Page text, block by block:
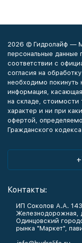
2026 © Гидролайф —
персональные данные
соответствии с
согласия на
необходимо покинуть
информация,
на складе, стоимости
характер и ни при
офертой,
Гражданского
Контакты:
ИП Соколов А.А.
Железнодорожная,
Одинцовский
рынка "Маркет",